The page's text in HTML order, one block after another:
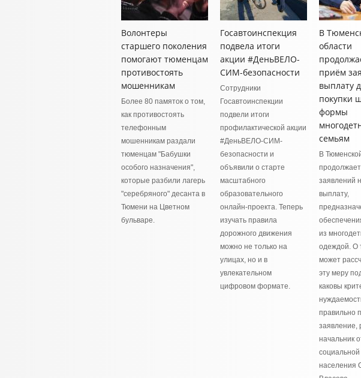
Волонтеры
старшего поколения
помогают тюменцам
противостоять
мошенникам
Более 80 памяток о том,
как противостоять
телефонным
мошенникам раздали
тюменцам "Бабушки
особого назначения",
которые разбили лагерь
"серебряного" десанта в
Тюмени на Цветном
бульваре.
Госавтоинспекция
подвела итоги
акции #ДеньВЕЛО-
СИМ-безопасности
Сотрудники
Госавтоинспекции
подвели итоги
профилактической акции
#ДеньВЕЛО-СИМ-
безопасности и
объявили о старте
масштабного
образовательного
онлайн-проекта. Теперь
изучать правила
дорожного движения
можно не только на
улицах, но и в
увлекательном
цифровом формате.
В
области
приём
выплату
покупки
формы
семьям
В
заявлений
выплату,
из
одеждой. О
может
эту меру
каковы
правильно
заявление,
начальник
населения